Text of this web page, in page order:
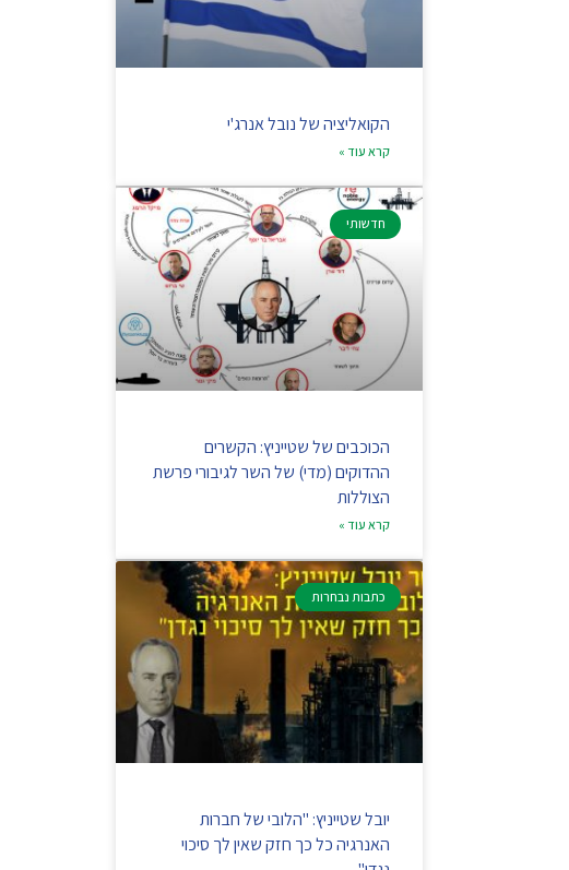
הקואליציה של נובל אנרג'י
קרא עוד »
חדשותי
הכוכבים של שטייניץ: הקשרים
ההדוקים (מדי) של השר לגיבורי פרשת
הצוללות
קרא עוד »
כתבות נבחרות
יובל שטייניץ: "הלובי של חברות
האנרגיה כל כך חזק שאין לך סיכוי